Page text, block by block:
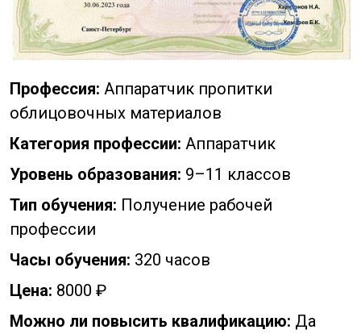
Профессия: Аппаратчик пропитки
облицовочных материалов
Категория профессии: Аппаратчик
Уровень образования: 9–11 классов
Тип обучения: Получение рабочей
профессии
Часы обучения: 320 часов
Цена: 8000 ₽
Можно ли повысить квалификацию: Да